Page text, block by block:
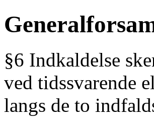
§6 Indkaldelse
ved tidssvarende
langs de to